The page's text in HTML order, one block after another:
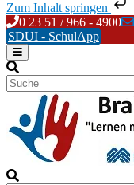
Zum Inhalt springen
Skip
to
content
0 23 51 / 966 - 4900
SDUI - SchulApp